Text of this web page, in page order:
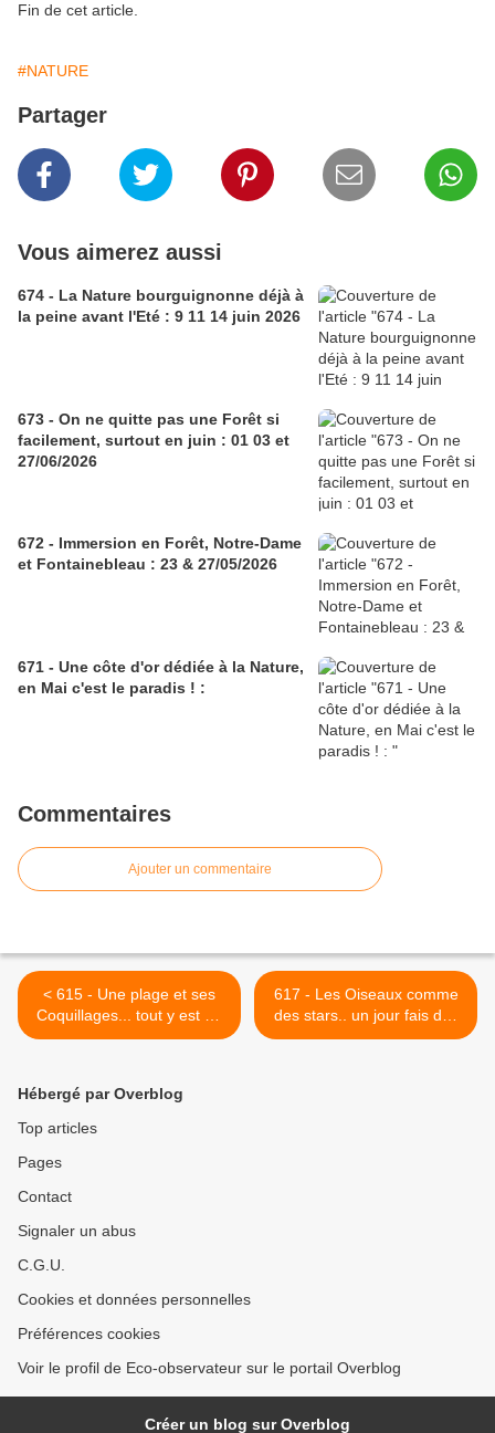
Fin de cet article.
#NATURE
Partager
Vous aimerez aussi
674 - La Nature bourguignonne déjà à
la peine avant l'Eté : 9 11 14 juin 2026
673 - On ne quitte pas une Forêt si
facilement, surtout en juin : 01 03 et
27/06/2026
672 - Immersion en Forêt, Notre-Dame
et Fontainebleau : 23 & 27/05/2026
671 - Une côte d'or dédiée à la Nature,
en Mai c'est le paradis ! :
Commentaires
Ajouter un commentaire
< 615 - Une plage et ses
Coquillages... tout y est au
bord d'un grand Fleuve ! :
617 - Les Oiseaux comme
des stars.. un jour fais des
photos, un autre c'est non !
Hébergé par Overblog
Top articles
Pages
Contact
Signaler un abus
C.G.U.
Cookies et données personnelles
Préférences cookies
Voir le profil de Eco-observateur sur le portail Overblog
Créer un blog sur Overblog